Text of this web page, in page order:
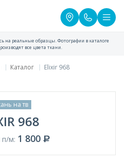
на реальные образцы. Фотографии в каталоге
все цвета ткани.
Каталог Elixir 968
на тв
968
п/м: 1 800